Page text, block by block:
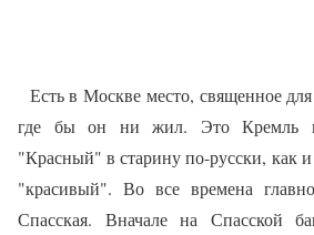
Есть в Москве место, священное
где бы он ни жил. Это Кремль
"Красный" в старину по-русски, как
"красивый". Во все времена
Спасская. Вначале на Спасской